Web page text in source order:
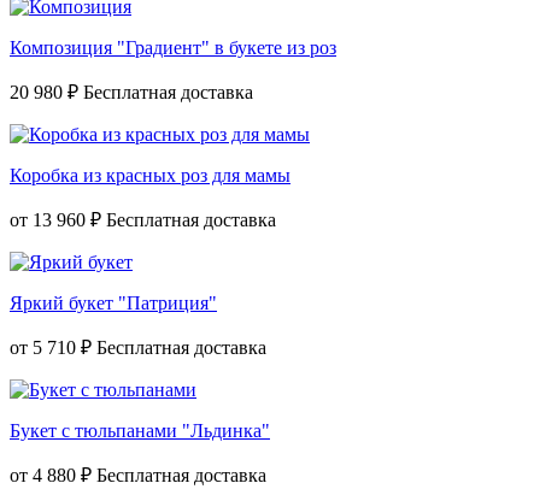
Композиция "Градиент" в букете из роз
20 980 ₽
Коробка из красных роз для мамы
от 13 960 ₽
Яркий букет "Патриция"
от 5 710 ₽
Букет с тюльпанами "Льдинка"
от 4 880 ₽